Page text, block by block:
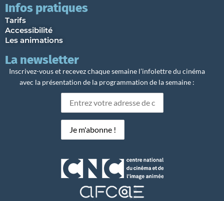
Infos pratiques
Tarifs
Accessibilité
Les animations
La newsletter
Inscrivez-vous et recevez chaque semaine l’infolettre du cinéma
avec la présentation de la programmation de la semaine :